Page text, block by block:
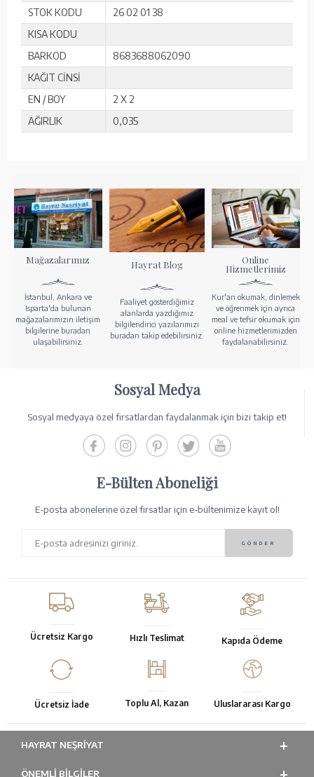
STOK KODU
26 02 01 38
KISA KODU
BARKOD
8683688062090
KAĞIT CİNSİ
EN / BOY
2 X 2
AĞIRLIK
0,035
Mağazalarımız
İstanbul, Ankara ve
Isparta'da bulunan
mağazalarımızın iletişim
bilgilerine buradan
ulaşabilirsiniz.
Hayrat Blog
Faaliyet gösterdiğimiz
alanlarda yazdığımız
bilgilendirici yazılarımızı
buradan takip edebilirsiniz.
Online
Hizmetlerimiz
Kur'an okumak, dinlemek
ve öğrenmek için ayrıca
meal ve tefsir okumak için
online hizmetlerimizden
faydalanabilirsiniz.
Sosyal Medya
Sosyal medyaya özel fırsatlardan faydalanmak için bizi takip et!
E-Bülten Aboneliği
E-posta abonelerine özel fırsatlar için e-bültenimize kayıt ol!
Ücretsiz Kargo Hızlı Teslimat Kapıda Ödeme
Ücretsiz İade Toplu Al, Kazan Uluslararası Kargo
HAYRAT NEŞRIYAT
ÖNEMLI BILGILER